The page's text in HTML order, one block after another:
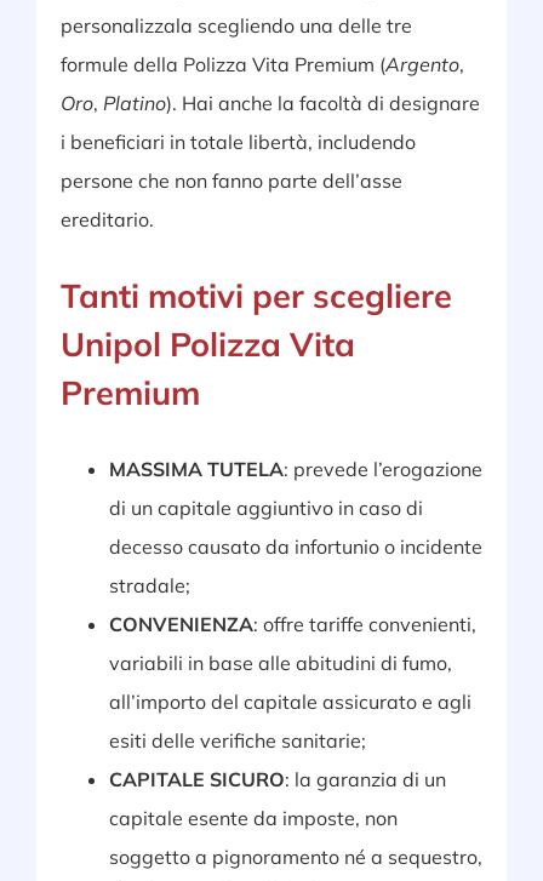
personalizzala scegliendo una delle tre
formule della Polizza Vita Premium (Argento,
Oro, Platino). Hai anche la facoltà di designare
i beneficiari in totale libertà, includendo
persone che non fanno parte dell’asse
ereditario.
Tanti motivi per scegliere
Unipol Polizza Vita
Premium
MASSIMA TUTELA: prevede l’erogazione
di un capitale aggiuntivo in caso di
decesso causato da infortunio o incidente
stradale;
CONVENIENZA: offre tariffe convenienti,
variabili in base alle abitudini di fumo,
all’importo del capitale assicurato e agli
esiti delle verifiche sanitarie;
CAPITALE SICURO: la garanzia di un
capitale esente da imposte, non
soggetto a pignoramento né a sequestro,